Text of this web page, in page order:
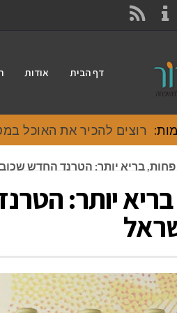
דף הבית אודות
רוצים להכיר את האוכל במטבח
בריא יותר: הטרנד החדש
יותר: